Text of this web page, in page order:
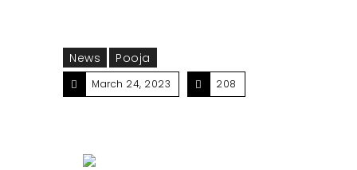
News Pooja
March 24, 2023 208